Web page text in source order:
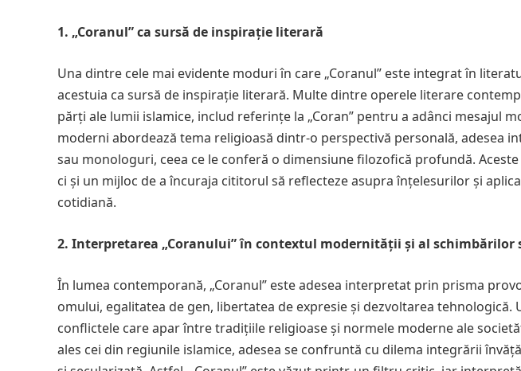
1. „Coranul” ca sursă de inspirație literară
Una dintre cele mai evidente moduri în care „Coranul” este integrat în
acestuia ca sursă de inspirație literară. Multe dintre operele literare
părți ale lumii islamice, includ referințe la „Coran” pentru a adânci mesajul
moderni abordează tema religioasă dintr-o perspectivă personală, adesea
sau monologuri, ceea ce le conferă o dimensiune filozofică profundă.
ci și un mijloc de a încuraja cititorul să reflecteze asupra înțelesurilor și
cotidiană.
2. Interpretarea „Coranului” în contextul modernității și al schimbărilor
În lumea contemporană, „Coranul” este adesea interpretat prin prisma
omului, egalitatea de gen, libertatea de expresie și dezvoltarea
conflictele care apar între tradițiile religioase și normele moderne ale
ales cei din regiunile islamice, adesea se confruntă cu dilema integrării